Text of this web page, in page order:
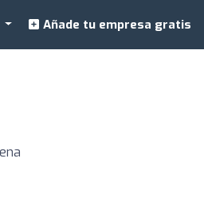
Añade tu empresa gratis